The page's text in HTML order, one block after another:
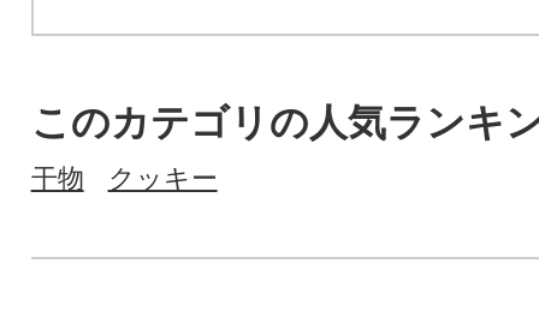
このカテゴリの人気ランキ
干物 クッキー